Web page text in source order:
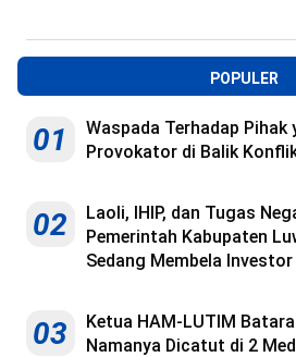
POPULER
01
Waspada Terhadap Pihak
Provokator di Balik
02
Laoli, IHIP, dan Tugas
Pemerintah Kabupaten
Sedang Membela Investor
03
Ketua HAM-LUTIM
Namanya Dicatut di 2